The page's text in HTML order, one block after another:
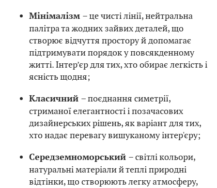
Мінімалізм – це чисті лінії, нейтральна
палітра та жодних зайвих деталей, що
створює відчуття простору й допомагає
підтримувати порядок у повсякденному
житті. Інтер’єр для тих, хто обирає легкість і
ясність щодня;
Класичний – поєднання симетрії,
стриманої елегантності і позачасових
дизайнерських рішень, як варіант для тих,
хто надає перевагу вишуканому інтер'єру;
Середземноморський – світлі кольори,
натуральні матеріали й теплі природні
відтінки, що створюють легку атмосферу,